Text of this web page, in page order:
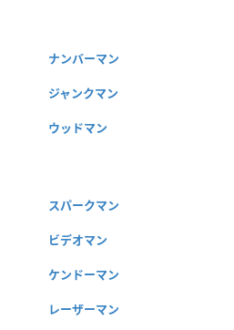
ナンバーマン
ジャンクマン
ウッドマン
スパークマン
ビデオマン
ケンドーマン
レーザーマン